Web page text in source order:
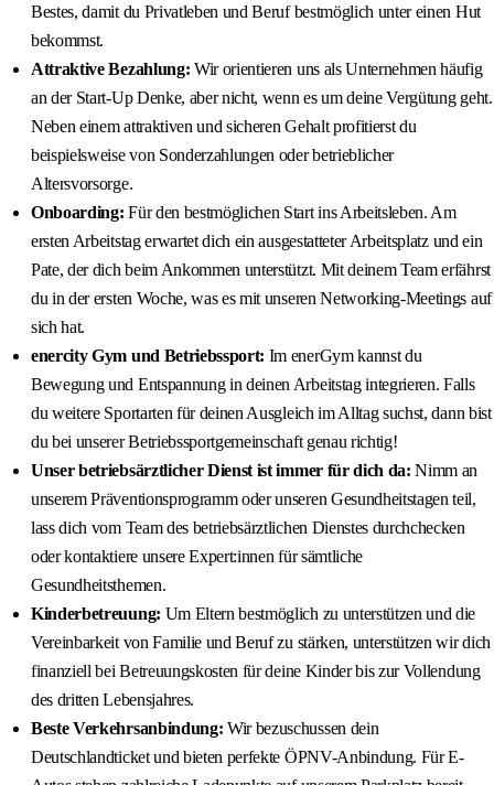
Bestes, damit du Privatleben und Beruf bestmöglich unter einen Hut
bekommst.
Attraktive Bezahlung: Wir orientieren uns als Unternehmen häufig
an der Start-Up Denke, aber nicht, wenn es um deine Vergütung geht.
Neben einem attraktiven und sicheren Gehalt profitierst du
beispielsweise von Sonderzahlungen oder betrieblicher
Altersvorsorge.
Onboarding: Für den bestmöglichen Start ins Arbeitsleben. Am
ersten Arbeitstag erwartet dich ein ausgestatteter Arbeitsplatz und ein
Pate, der dich beim Ankommen unterstützt. Mit deinem Team erfährst
du in der ersten Woche, was es mit unseren Networking-Meetings auf
sich hat.
enercity Gym und Betriebssport: Im enerGym kannst du
Bewegung und Entspannung in deinen Arbeitstag integrieren. Falls
du weitere Sportarten für deinen Ausgleich im Alltag suchst, dann bist
du bei unserer Betriebssportgemeinschaft genau richtig!
Unser betriebsärztlicher Dienst ist immer für dich da: Nimm an
unserem Präventionsprogramm oder unseren Gesundheitstagen teil,
lass dich vom Team des betriebsärztlichen Dienstes durchchecken
oder kontaktiere unsere Expert:innen für sämtliche
Gesundheitsthemen.
Kinderbetreuung: Um Eltern bestmöglich zu unterstützen und die
Vereinbarkeit von Familie und Beruf zu stärken, unterstützen wir dich
finanziell bei Betreuungskosten für deine Kinder bis zur Vollendung
des dritten Lebensjahres.
Beste Verkehrsanbindung: Wir bezuschussen dein
Deutschlandticket und bieten perfekte ÖPNV-Anbindung. Für E-